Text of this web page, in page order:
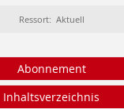
Ressort: Aktuell
Abonnement
Inhaltsverzeichnis